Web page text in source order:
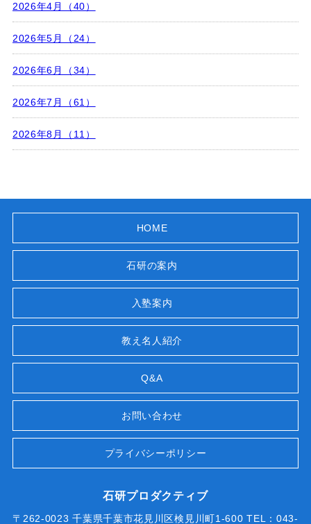
2026年4月（40）
2026年5月（24）
2026年6月（34）
2026年7月（61）
2026年8月（11）
HOME
石研の案内
入塾案内
教え名人紹介
Q&A
お問い合わせ
プライバシーポリシー
石研プロダクティブ
〒262-0023 千葉県千葉市花見川区検見川町1-600 TEL：043-